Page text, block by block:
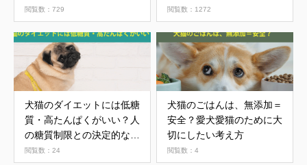
閲覧数：729
取のリスク
閲覧数：1272
犬猫のダイエットには低糖
質・高たんぱくがいい？人
の糖質制限との決定的な違
い
閲覧数：24
犬猫のごはんは、無添加＝
安全？愛犬愛猫のために大
切にしたい考え方
閲覧数：4